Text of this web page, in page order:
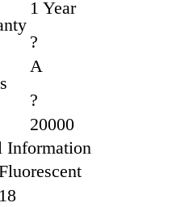
1 Year
?
A
?
20000
Information
18